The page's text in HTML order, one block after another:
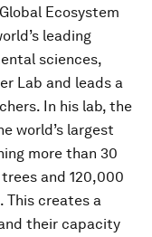
Ecosystem
leading
sciences,
Lab and leads a
In his lab, the
world’s largest
more than 30
and 120,000
This creates a
their capacity